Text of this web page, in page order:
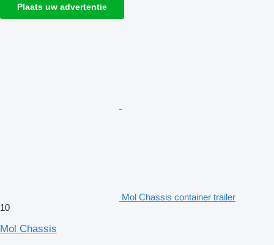
Plaats uw advertentie
Mol Chassis container trailer
10
Mol Chassis